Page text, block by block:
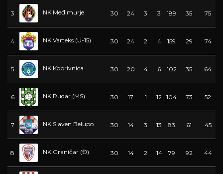
3 NK Međimurje 30 24 3 3 189 35 75
4 NK Varteks (U-15) 30 24 2 4 159 29 74
5 NK Koprivnica 30 20 4 6 102 35 64
6 NK Rudar (MS) 30 17 1 12 104 73 52
7 NK Slaven Belupo 30 14 3 13 83 61 45
8 NK Graničar (Đ) 30 14 2 14 79 92 44